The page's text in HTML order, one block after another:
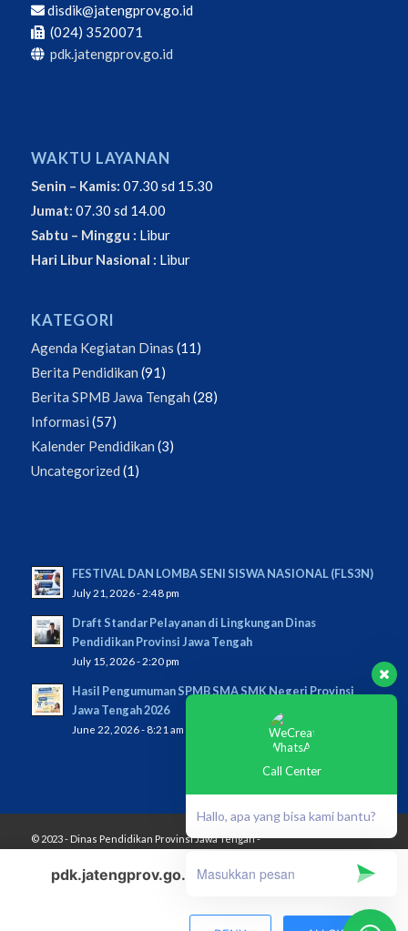
disdik@jatengprov.go.id
(024) 3520071
pdk.jatengprov.go.id
WAKTU LAYANAN
Senin – Kamis: 07.30 sd 15.30
Jumat: 07.30 sd 14.00
Sabtu – Minggu : Libur
Hari Libur Nasional : Libur
KATEGORI
Agenda Kegiatan Dinas (11)
Berita Pendidikan (91)
Berita SPMB Jawa Tengah (28)
Informasi (57)
Kalender Pendidikan (3)
Uncategorized (1)
FESTIVAL DAN LOMBA SENI SISWA NASIONAL (FLS3N)
July 21, 2026 - 2:48 pm
Draft Standar Pelayanan di Lingkungan Dinas
Pendidikan Provinsi Jawa Tengah
July 15, 2026 - 2:20 pm
Hasil Pengumuman SPMB SMA SMK Negeri Provinsi
Jawa Tengah 2026
June 22, 2026 - 8:21 am
© 2023 - Dinas Pendidikan Provinsi Jawa Tengah -Enfold Theme by Kriesi
Call Center
Hallo, apa yang bisa kami bantu?
pdk.jatengprov.go.idwants to play speech